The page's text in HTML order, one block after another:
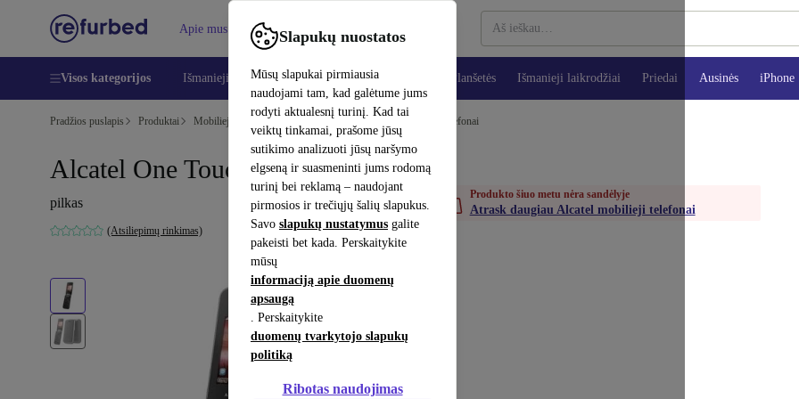
Slapukų nuostatos
Mūsų slapukai pirmiausia
naudojami tam, kad galėtume jums
rodyti aktualesnį turinį. Kad tai
veiktų tinkamai, prašome jūsų
sutikimo analizuoti jūsų naršymo
elgseną ir suasmeninti jums rodomą
turinį bei reklamą – naudojant
pirmosios ir trečiųjų šalių slapukus.
Savo slapukų nustatymus galite
pakeisti bet kada. Perskaitykite
mūsų
informaciją apie duomenų
apsaugą
. Perskaitykite
duomenų tvarkytojo slapukų
politiką
Ribotas naudojimas
Apie mus Pagalba
Visos kategorijos Išmanieji telefonai Nešiojamieji kompiuteriai Planšetės Išmanieji laikrodžiai Priedai Ausinės iPhone
Pradžios puslapis Produktai Mobilieji telefonai ir išmanieji telefonai Alcatel mobilieji telefonai
Alcatel One Touch 2010D
pilkas
(Atsiliepimų rinkimas)
Produkto šiuo metu nėra sandėlyje
Atrask daugiau Alcatel mobilieji telefonai